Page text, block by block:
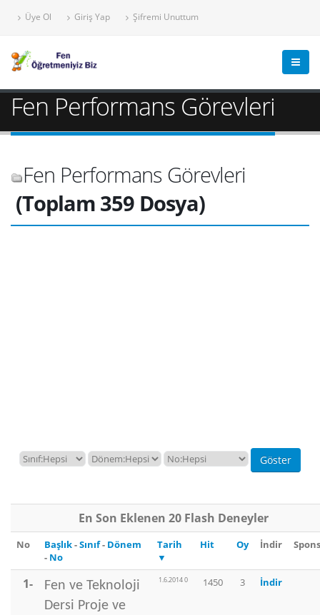
Üye Ol Giriş Yap Şifremi Unuttum
Fen Performans Görevleri
Fen Performans Görevleri
(Toplam 359 Dosya)
En Son Eklenen 20 Flash Deneyler
No Başlık-Sınıf- Dönem
- No
Tarih
▼
Hit Oy İndir
1-
Fen ve Teknoloji
Dersi Proje ve
1.6.2014 0 1450 3 İndir